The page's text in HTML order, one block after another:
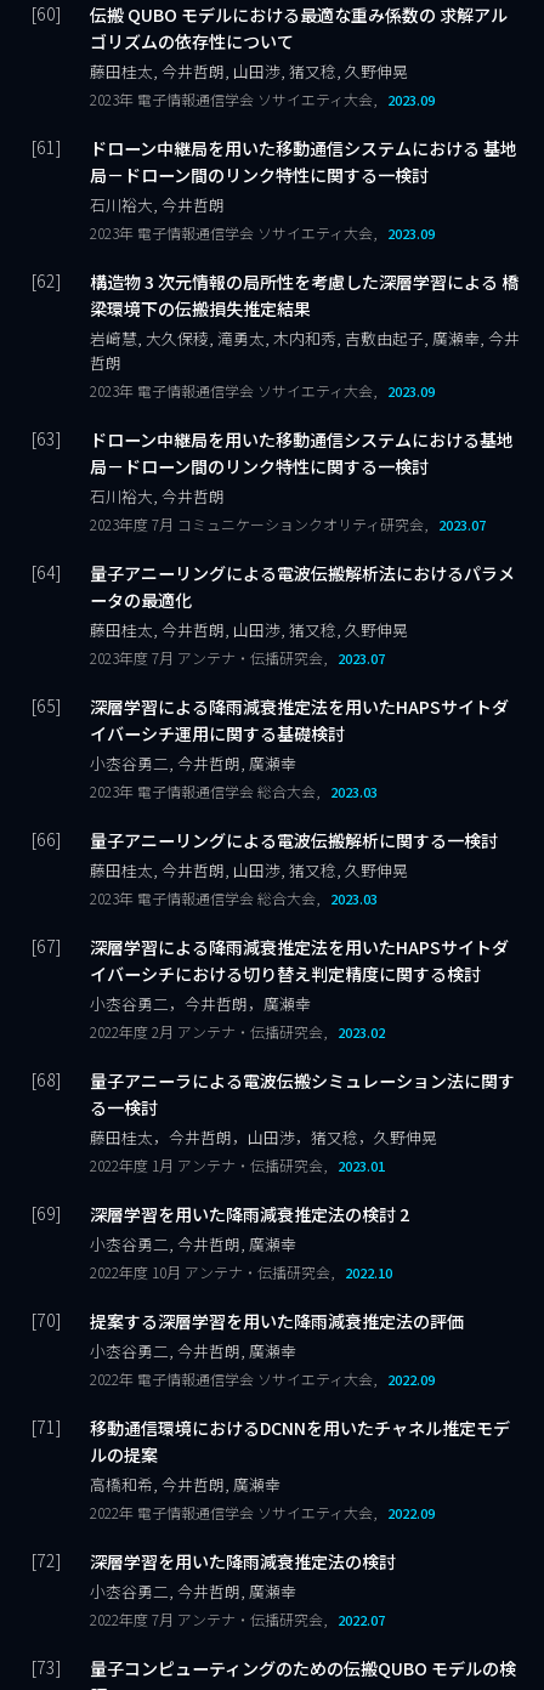
伝搬 QUBO モデルにおける最適な重み係数の 求解アル
ゴリズムの依存性について
藤田桂太, 今井哲朗, 山田渉, 猪又稔, 久野伸晃
2023年 電子情報通信学会 ソサイエティ大会, 2023.09
ドローン中継局を用いた移動通信システムにおける 基地
局－ドローン間のリンク特性に関する一検討
石川裕大, 今井哲朗
2023年 電子情報通信学会 ソサイエティ大会, 2023.09
構造物 3 次元情報の局所性を考慮した深層学習による 橋
梁環境下の伝搬損失推定結果
岩﨑慧, 大久保稜, 滝勇太, 木内和秀, 吉敷由起子, 廣瀬幸, 今井
哲朗
2023年 電子情報通信学会 ソサイエティ大会, 2023.09
ドローン中継局を用いた移動通信システムにおける基地
局－ドローン間のリンク特性に関する一検討
石川裕大, 今井哲朗
2023年度 7月 コミュニケーションクオリティ研究会, 2023.07
量子アニーリングによる電波伝搬解析法におけるパラメ
ータの最適化
藤田桂太, 今井哲朗, 山田渉, 猪又稔, 久野伸晃
2023年度 7月 アンテナ・伝播研究会, 2023.07
深層学習による降雨減衰推定法を用いたHAPSサイトダ
イバーシチ運用に関する基礎検討
小枩谷勇二, 今井哲朗, 廣瀬幸
2023年 電子情報通信学会 総合大会, 2023.03
量子アニーリングによる電波伝搬解析に関する一検討
藤田桂太, 今井哲朗, 山田渉, 猪又稔, 久野伸晃
2023年 電子情報通信学会 総合大会, 2023.03
深層学習による降雨減衰推定法を用いたHAPSサイトダ
イバーシチにおける切り替え判定精度に関する検討
小枩谷勇二，今井哲朗，廣瀬幸
2022年度 2月 アンテナ・伝播研究会, 2023.02
量子アニーラによる電波伝搬シミュレーション法に関す
る一検討
藤田桂太，今井哲朗，山田渉，猪又稔，久野伸晃
2022年度 1月 アンテナ・伝播研究会, 2023.01
深層学習を用いた降雨減衰推定法の検討 2
小枩谷勇二, 今井哲朗, 廣瀬幸
2022年度 10月 アンテナ・伝播研究会, 2022.10
提案する深層学習を用いた降雨減衰推定法の評価
小枩谷勇二, 今井哲朗, 廣瀬幸
2022年 電子情報通信学会 ソサイエティ大会, 2022.09
移動通信環境におけるDCNNを用いたチャネル推定モデ
ルの提案
高橋和希, 今井哲朗, 廣瀬幸
2022年 電子情報通信学会 ソサイエティ大会, 2022.09
深層学習を用いた降雨減衰推定法の検討
小枩谷勇二, 今井哲朗, 廣瀬幸
2022年度 7月 アンテナ・伝播研究会, 2022.07
量子コンピューティングのための伝搬QUBO モデルの検